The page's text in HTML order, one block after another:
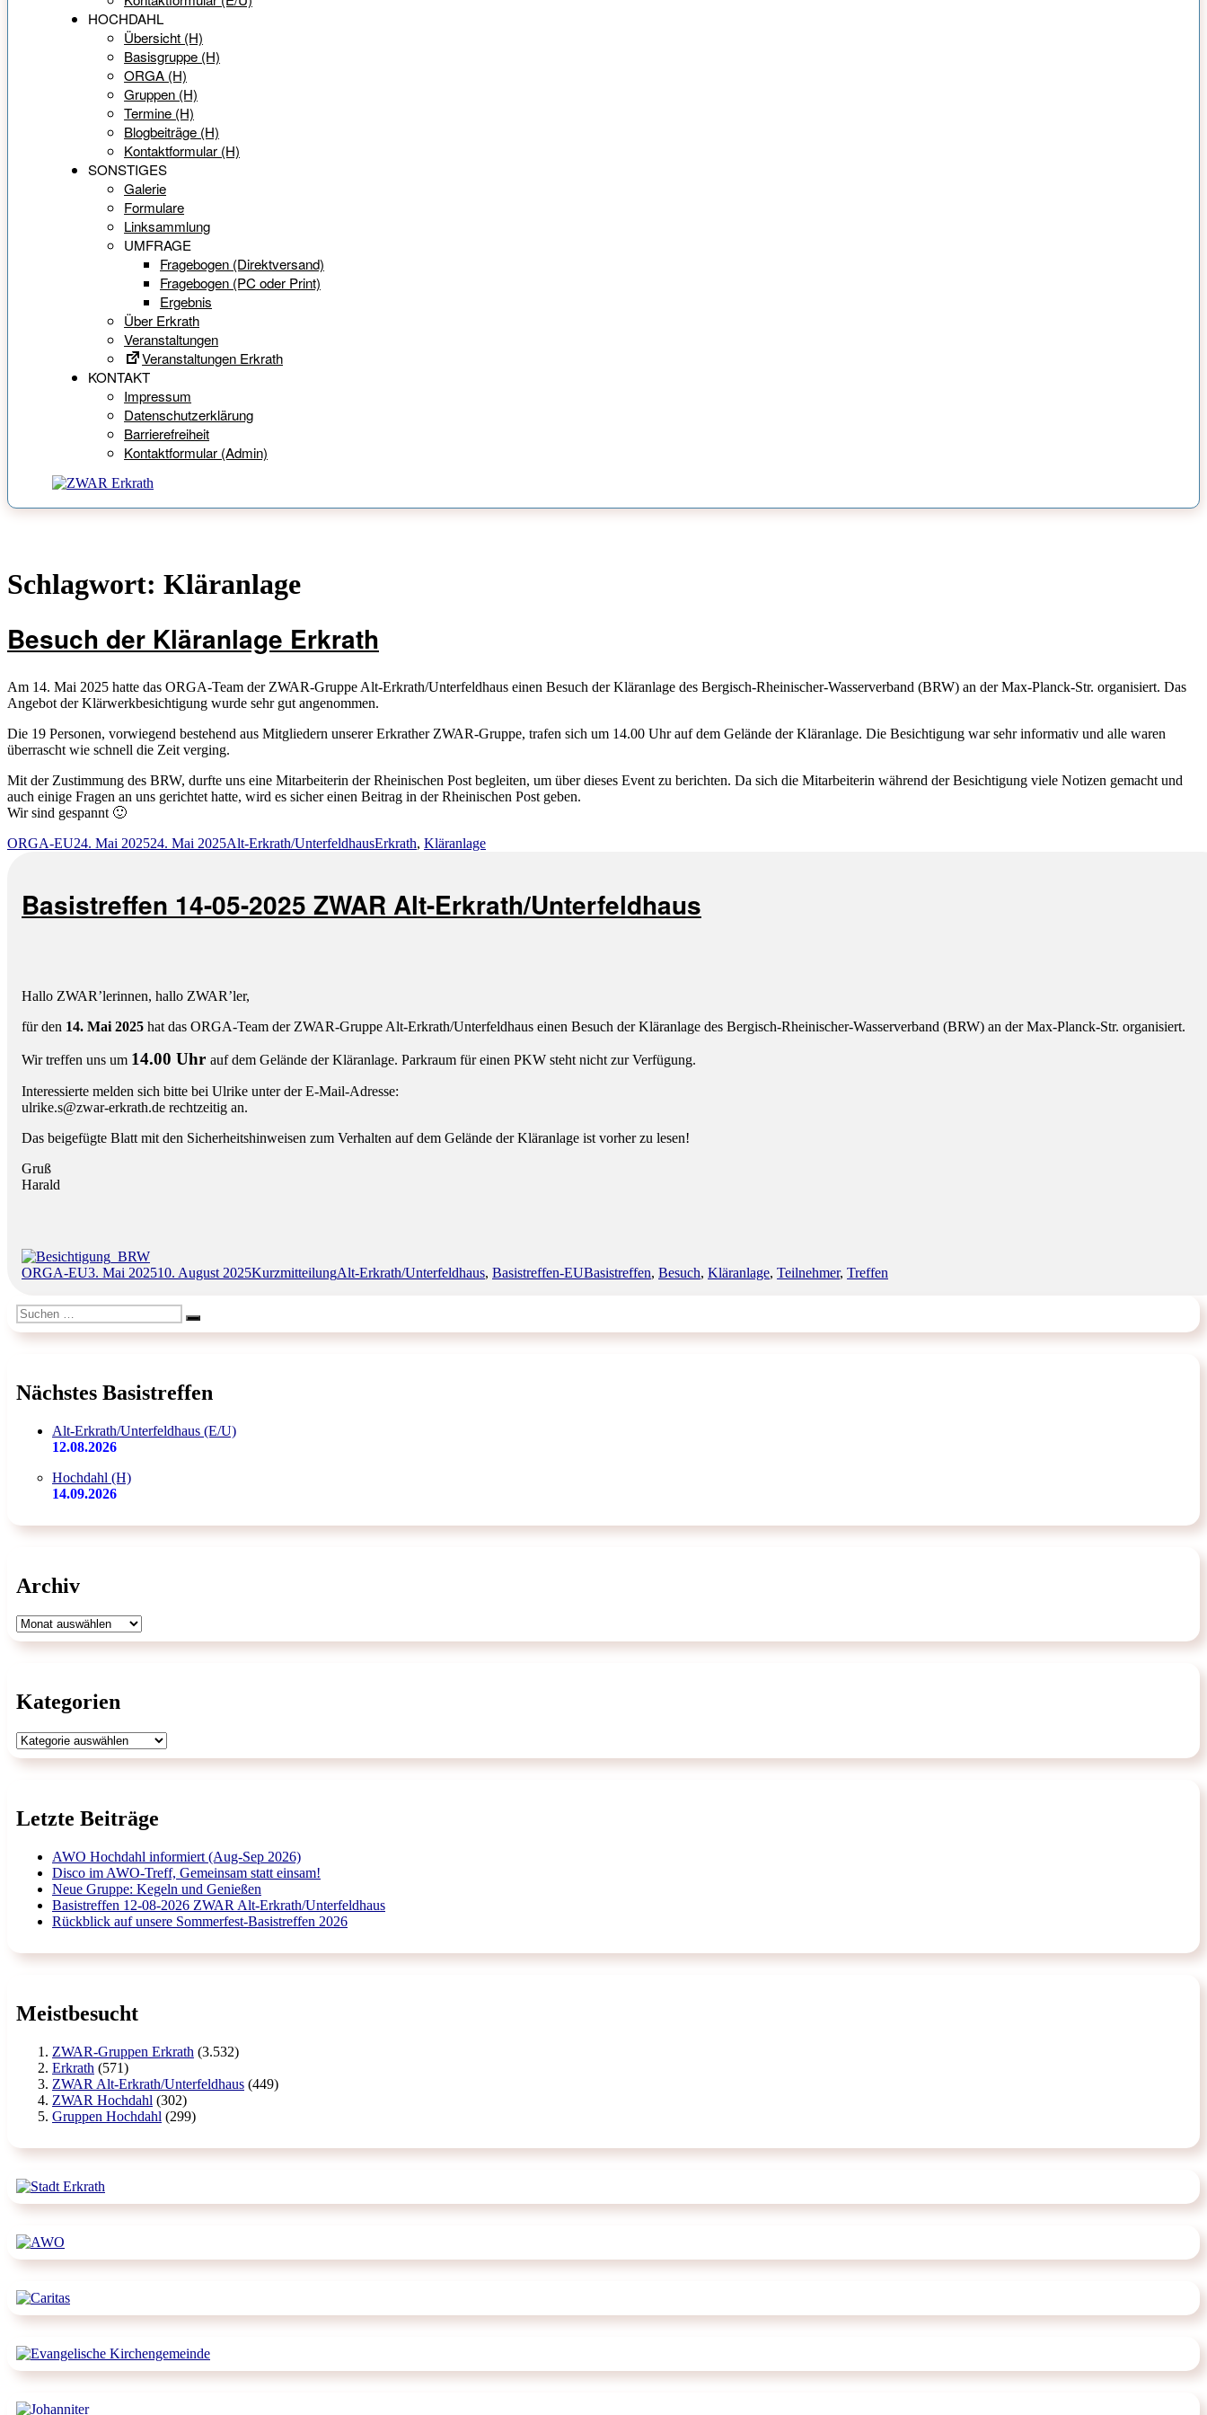
HOCHDAHL
Übersicht (H)
Basisgruppe (H)
ORGA (H)
Gruppen (H)
Termine (H)
Blogbeiträge (H)
Kontaktformular (H)
SONSTIGES
Galerie
Formulare
Linksammlung
UMFRAGE
Fragebogen (Direktversand)
Fragebogen (PC oder Print)
Ergebnis
Über Erkrath
Veranstaltungen
Veranstaltungen Erkrath
KONTAKT
Impressum
Datenschutzerklärung
Barrierefreiheit
Kontaktformular (Admin)
Schlagwort: Kläranlage
Besuch der Kläranlage Erkrath
Am 14. Mai 2025 hatte das ORGA-Team der ZWAR-Gruppe Alt-Erkrath/Unterfeldhaus einen Besuch der Kläranlage des Bergisch-Rheinischer-Wasserverband (BRW) an der Max-Planck-Str. organisiert. Das
Angebot der Klärwerkbesichtigung wurde sehr gut angenommen.
Die 19 Personen, vorwiegend bestehend aus Mitgliedern unserer Erkrather ZWAR-Gruppe, trafen sich um 14.00 Uhr auf dem Gelände der Kläranlage. Die Besichtigung war sehr informativ und alle waren
überrascht wie schnell die Zeit verging.
Mit der Zustimmung des BRW, durfte uns eine Mitarbeiterin der Rheinischen Post begleiten, um über dieses Event zu berichten. Da sich die Mitarbeiterin während der Besichtigung viele Notizen gemacht und
auch einige Fragen an uns gerichtet hatte, wird es sicher einen Beitrag in der Rheinischen Post geben.
Wir sind gespannt 🙂
Autor
ORGA-EUVeröffentlicht
24. Mai 202524. Mai 2025Kategorien
Alt-Erkrath/UnterfeldhausSchlagwörter
Erkrath, Kläranlage
Basistreffen 14-05-2025 ZWAR Alt-Erkrath/Unterfeldhaus
Hallo ZWAR’lerinnen, hallo ZWAR’ler,
für den 14. Mai 2025 hat das ORGA-Team der ZWAR-Gruppe Alt-Erkrath/Unterfeldhaus einen Besuch der Kläranlage des Bergisch-Rheinischer-Wasserverband (BRW) an der Max-Planck-Str. organisiert.
Wir treffen uns um 14.00 Uhr auf dem Gelände der Kläranlage. Parkraum für einen PKW steht nicht zur Verfügung.
Interessierte melden sich bitte bei Ulrike unter der E-Mail-Adresse:
ulrike.s@zwar-erkrath.de rechtzeitig an.
Das beigefügte Blatt mit den Sicherheitshinweisen zum Verhalten auf dem Gelände der Kläranlage ist vorher zu lesen!
Gruß
Harald
Autor
ORGA-EUVeröffentlicht
3. Mai 202510. August 2025Format
KurzmitteilungKategorien
Alt-Erkrath/Unterfeldhaus, Basistreffen-EUSchlagwörter
Basistreffen, Besuch, Kläranlage, Teilnehmer, Treffen
Suchen
nach:
Suchen
Nächstes Basistreffen
Alt-Erkrath/Unterfeldhaus (E/U)
12.08.2026
Hochdahl (H)
14.09.2026
Archiv
Archiv
Kategorien
Kategorien
Letzte Beiträge
AWO Hochdahl informiert (Aug-Sep 2026)
Disco im AWO-Treff, Gemeinsam statt einsam!
Neue Gruppe: Kegeln und Genießen
Basistreffen 12-08-2026 ZWAR Alt-Erkrath/Unterfeldhaus
Rückblick auf unsere Sommerfest-Basistreffen 2026
Meistbesucht
ZWAR-Gruppen Erkrath (3.532)
Erkrath (571)
ZWAR Alt-Erkrath/Unterfeldhaus (449)
ZWAR Hochdahl (302)
Gruppen Hochdahl (299)